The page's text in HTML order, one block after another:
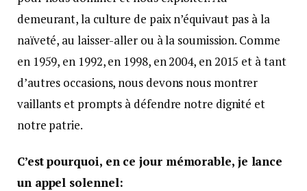
demeurant, la culture de paix n’équivaut pas à la
naïveté, au laisser-aller ou à la soumission. Comme
en 1959, en 1992, en 1998, en 2004, en 2015 et à tant
d’autres occasions, nous devons nous montrer
vaillants et prompts à défendre notre dignité et
notre patrie.
C’est pourquoi, en ce jour mémorable, je lance
un appel solennel: